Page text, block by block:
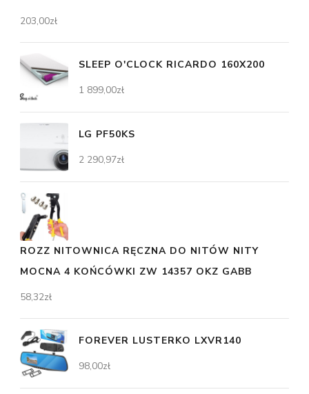
203,00zł
SLEEP O'CLOCK RICARDO 160X200
1 899,00zł
LG PF50KS
2 290,97zł
ROZZ NITOWNICA RĘCZNA DO NITÓW NITY
MOCNA 4 KOŃCÓWKI ZW 14357 OKZ GABB
58,32zł
FOREVER LUSTERKO LXVR140
98,00zł